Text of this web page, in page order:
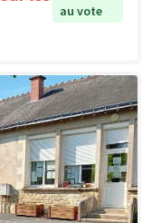
au vote